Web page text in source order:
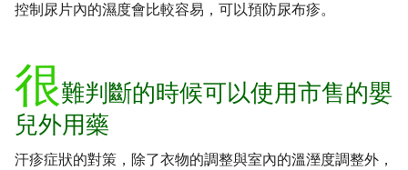
控制尿片內的濕度會比較容易，可以預防尿布疹。
很難判斷的時候可以使用市售的嬰
兒外用藥
汗疹症狀的對策，除了衣物的調整與室內的溫溼度調整外，